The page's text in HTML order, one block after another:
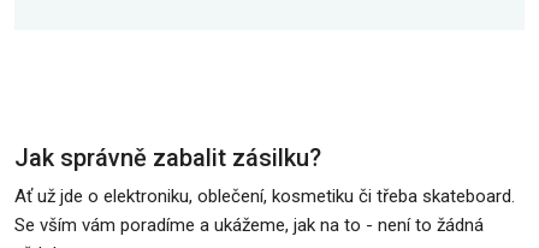
Jak správně zabalit zásilku?
Ať už jde o elektroniku, oblečení, kosmetiku či třeba skateboard.
Se vším vám poradíme a ukážeme, jak na to - není to žádná